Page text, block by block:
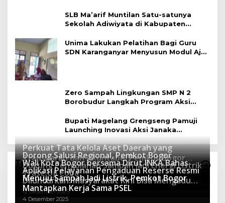
SLB Ma’arif Muntilan Satu-satunya
Sekolah Adiwiyata di Kabupaten
Unima Lakukan Pelatihan Bagi Guru
SDN Karanganyar Menyusun Modul Ajar
Zero Sampah Lingkungan SMP N 2
Borobudur Langkah Program Aksi
Bupati Magelang Grengseng Pamuji
Launching Inovasi Aksi Janaka
Program Sekolah Adiwiyata
Teknologi
Perkuat Tata Kelola Aset Daerah yang
Transparan dan Akuntabel Pemkot Bogor
Luncurkan SIMASDA
8 Juli 2026
Dorong Salusi Regional, Pemkot Bogor
Dukung Pengolahan Sampah Jadi Energi Listrik
8 April 2026
Wali Kota Bogor bersama Dirut INKA Bahas
Trase Uji Coba
7 Januari 2026
Aplikasi Pelayanan Pengaduan Reserse Resmi
Diluncurkan: Masyarakat Kini Bisa Mengadu
Lebih Cepat, Mudah, dan Terintegrasi
12 Desember 2025
Menuju Sampah Jadi Listrik, Pemkot Bogor
Mantapkan Kerja Sama PSEL
4 Desember 2025